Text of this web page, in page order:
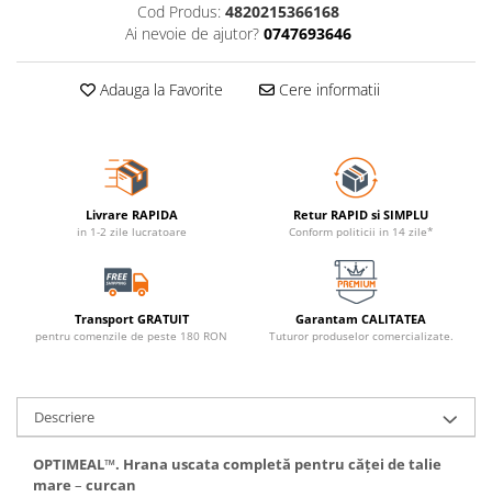
Cod Produs: 4820215366168
Ai nevoie de ajutor? 0747693646
Adauga la Favorite Cere informatii
Livrare RAPIDA
in 1-2 zile lucratoare
Retur RAPID si SIMPLU
Conform politicii in 14 zile*
Transport GRATUIT
pentru comenzile de peste 180 RON
Garantam CALITATEA
Tuturor produselor comercializate.
Descriere
OPTIMEAL™. Hrana uscata completă pentru căţei de talie
mare – curcan